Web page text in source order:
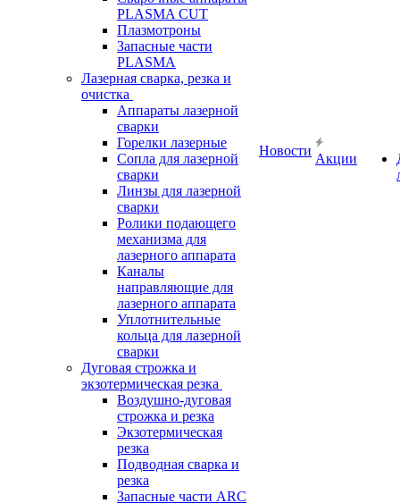
PLASMA CUT
Плазмотроны
Запасные части
PLASMA
Лазерная сварка, резка и
очистка
Аппараты лазерной
сварки
Горелки лазерные
Сопла для лазерной
сварки
Линзы для лазерной
сварки
Ролики подающего
механизма для
лазерного аппарата
Каналы
направляющие для
лазерного аппарата
Уплотнительные
кольца для лазерной
сварки
Дуговая строжка и
экзотермическая резка
Воздушно-дуговая
строжка и резка
Экзотермическая
резка
Подводная сварка и
резка
Запасные части ARC
Новости
Акции